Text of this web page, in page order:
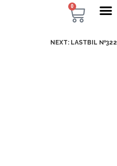
0
NEXT: LASTBIL №322